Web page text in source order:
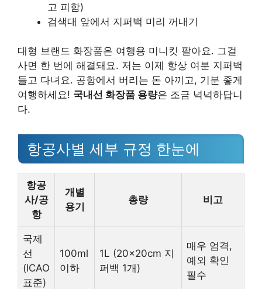
고 피함)
검색대 앞에서 지퍼백 미리 꺼내기
대형 브랜드 화장품은 여행용 미니킷 팔아요. 그걸
사면 한 번에 해결돼요. 저는 이제 항상 여분 지퍼백
들고 다녀요. 공항에서 버리는 돈 아끼고, 기분 좋게
여행하세요! 국내선 화장품 용량은 조금 넉넉하답니
다.
항공사별 세부 규정 한눈에
항공
사/공
항
개별
용기
총량 비고
국제
선
(ICAO
표준)
100ml
이하
1L (20x20cm 지
퍼백 1개)
매우 엄격,
예외 확인
필수